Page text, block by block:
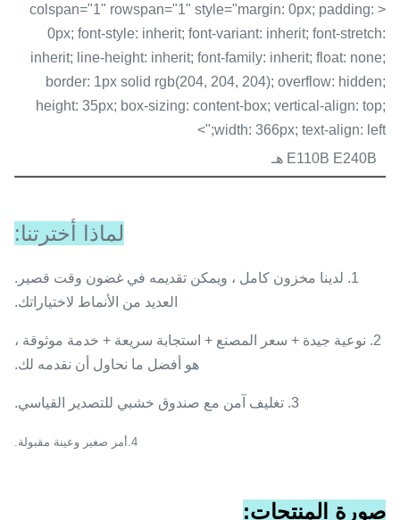
< colspan="1" rowspan="1" style="margin: 0px; padding:
0px; font-style: inherit; font-variant: inherit; font-stretch:
inherit; line-height: inherit; font-family: inherit; float: none;
border: 1px solid rgb(204, 204, 204); overflow: hidden;
height: 35px; box-sizing: content-box; vertical-align: top;
width: 366px; text-align: left;">
E110B E240B هـ
لماذا أخترتنا:
1. لدينا مخزون كامل ، ويمكن تقديمه في غضون وقت قصير.
العديد من الأنماط لاختياراتك.
2. نوعية جيدة + سعر المصنع + استجابة سريعة + خدمة موثوقة ،
هو أفضل ما نحاول أن نقدمه لك.
3. تغليف آمن مع صندوق خشبي للتصدير القياسي.
4 .أمر صغير وعينة مقبولة.
صورة المنتجات: